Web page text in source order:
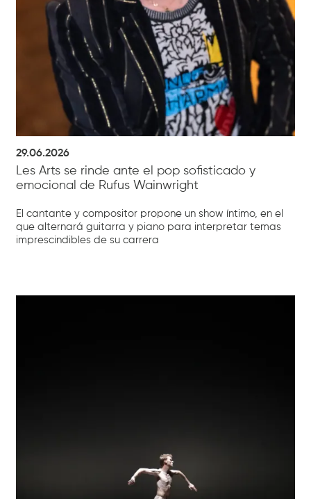
29.06.2026
Les Arts se rinde ante el pop sofisticado y
emocional de Rufus Wainwright
El cantante y compositor propone un show íntimo, en el
que alternará guitarra y piano para interpretar temas
imprescindibles de su carrera